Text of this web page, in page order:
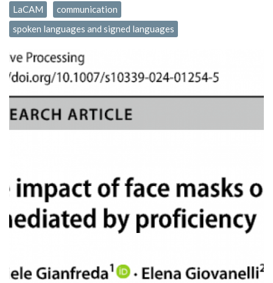
LaCAM
communication
spoken languages and signed languages